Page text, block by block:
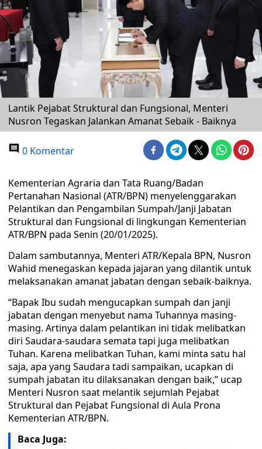
Lantik Pejabat Struktural dan Fungsional, Menteri
Nusron Tegaskan Jalankan Amanat Sebaik - Baiknya
0 Komentar
Kementerian Agraria dan Tata Ruang/Badan
Pertanahan Nasional (ATR/BPN) menyelenggarakan
Pelantikan dan Pengambilan Sumpah/Janji Jabatan
Struktural dan Fungsional di lingkungan Kementerian
ATR/BPN pada Senin (20/01/2025).
Dalam sambutannya, Menteri ATR/Kepala BPN, Nusron
Wahid menegaskan kepada jajaran yang dilantik untuk
melaksanakan amanat jabatan dengan sebaik-baiknya.
“Bapak Ibu sudah mengucapkan sumpah dan janji
jabatan dengan menyebut nama Tuhannya masing-
masing. Artinya dalam pelantikan ini tidak melibatkan
diri Saudara-saudara semata tapi juga melibatkan
Tuhan. Karena melibatkan Tuhan, kami minta satu hal
saja, apa yang Saudara tadi sampaikan, ucapkan di
sumpah jabatan itu dilaksanakan dengan baik,” ucap
Menteri Nusron saat melantik sejumlah Pejabat
Struktural dan Pejabat Fungsional di Aula Prona
Kementerian ATR/BPN.
Baca Juga: